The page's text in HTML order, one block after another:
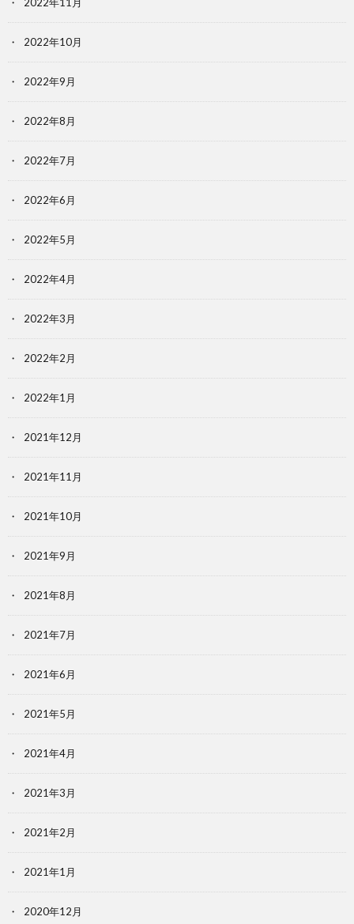
2022年10月
2022年9月
2022年8月
2022年7月
2022年6月
2022年5月
2022年4月
2022年3月
2022年2月
2022年1月
2021年12月
2021年11月
2021年10月
2021年9月
2021年8月
2021年7月
2021年6月
2021年5月
2021年4月
2021年3月
2021年2月
2021年1月
2020年12月